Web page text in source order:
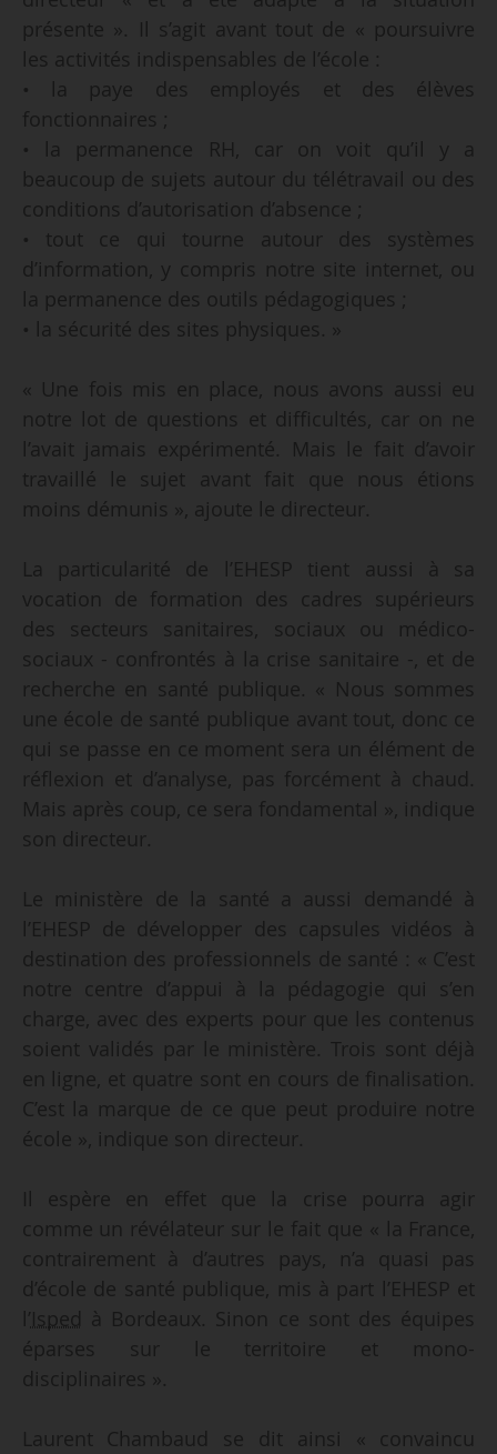
présente ». Il s’agit avant tout de « poursuivre
les activités indispensables de l’école :
• la paye des employés et des élèves
fonctionnaires ;
• la permanence RH, car on voit qu’il y a
beaucoup de sujets autour du télétravail ou des
conditions d’autorisation d’absence ;
• tout ce qui tourne autour des systèmes
d’information, y compris notre site internet, ou
la permanence des outils pédagogiques ;
• la sécurité des sites physiques. »
« Une fois mis en place, nous avons aussi eu
notre lot de questions et difficultés, car on ne
l’avait jamais expérimenté. Mais le fait d’avoir
travaillé le sujet avant fait que nous étions
moins démunis », ajoute le directeur.
La particularité de l’EHESP tient aussi à sa
vocation de formation des cadres supérieurs
des secteurs sanitaires, sociaux ou médico-
sociaux - confrontés à la crise sanitaire -, et de
recherche en santé publique. « Nous sommes
une école de santé publique avant tout, donc ce
qui se passe en ce moment sera un élément de
réflexion et d’analyse, pas forcément à chaud.
Mais après coup, ce sera fondamental », indique
son directeur.
Le ministère de la santé a aussi demandé à
l’EHESP de développer des capsules vidéos à
destination des professionnels de santé : « C’est
notre centre d’appui à la pédagogie qui s’en
charge, avec des experts pour que les contenus
soient validés par le ministère. Trois sont déjà
en ligne, et quatre sont en cours de finalisation.
C’est la marque de ce que peut produire notre
école », indique son directeur.
Il espère en effet que la crise pourra agir
comme un révélateur sur le fait que « la France,
contrairement à d’autres pays, n’a quasi pas
d’école de santé publique, mis à part l’EHESP et
l’Isped à Bordeaux. Sinon ce sont des équipes
éparses sur le territoire et mono-
disciplinaires ».
Laurent Chambaud se dit ainsi « convaincu